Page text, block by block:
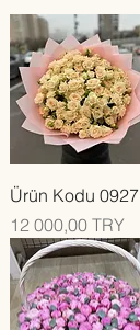
Ürün Kodu 0927
Цена
12 000,00 TRY